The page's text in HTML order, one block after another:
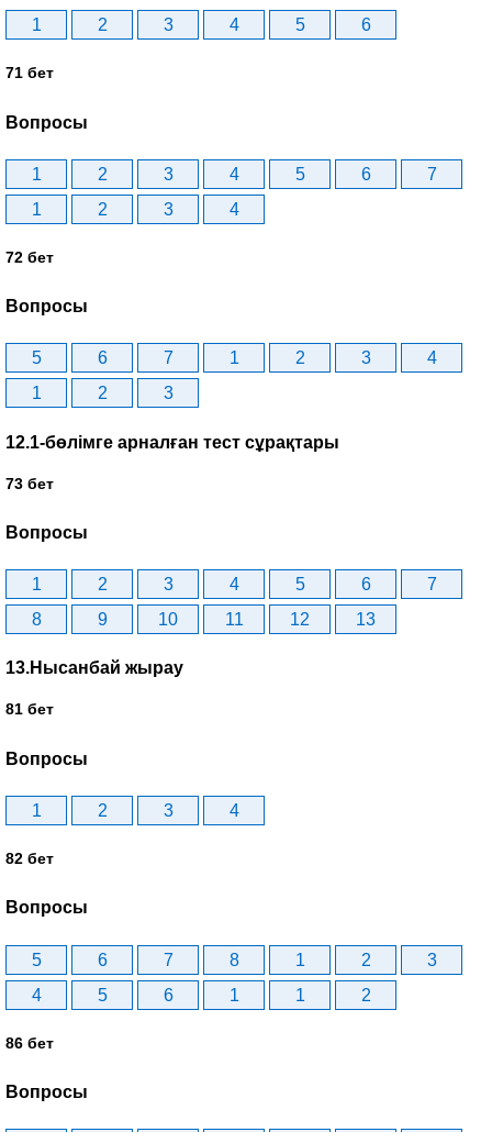
1 2 3 4 5 6
71 бет
Вопросы
1 2 3 4 5 6
7
1
2 3 4
72 бет
Вопросы
5 6 7 1 2 3
4
1
2 3
12.1-бөлімге арналған тест сұрақтары
73 бет
Вопросы
1 2 3 4 5 6
7
8
9 10 11 12 13
13.Нысанбай жырау
81 бет
Вопросы
1 2 3 4
82 бет
Вопросы
5 6 7 8 1 2
3
4
5 6 1 1 2
86 бет
Вопросы